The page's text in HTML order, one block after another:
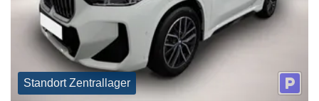
Standort Zentrallager